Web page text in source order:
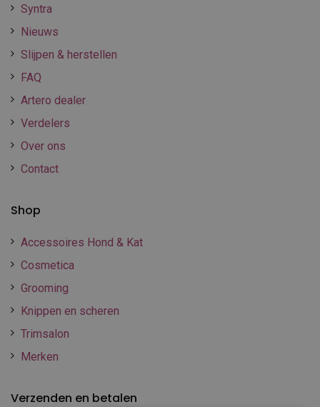
Syntra
Nieuws
Slijpen & herstellen
FAQ
Artero dealer
Verdelers
Over ons
Contact
Shop
Accessoires Hond & Kat
Cosmetica
Grooming
Knippen en scheren
Trimsalon
Merken
Verzenden en betalen